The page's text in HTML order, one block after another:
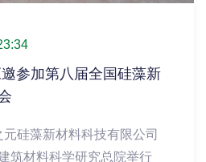
参加第八届全国硅藻新
硅藻新材料科技有限公司
筑材料科学研究总院举行